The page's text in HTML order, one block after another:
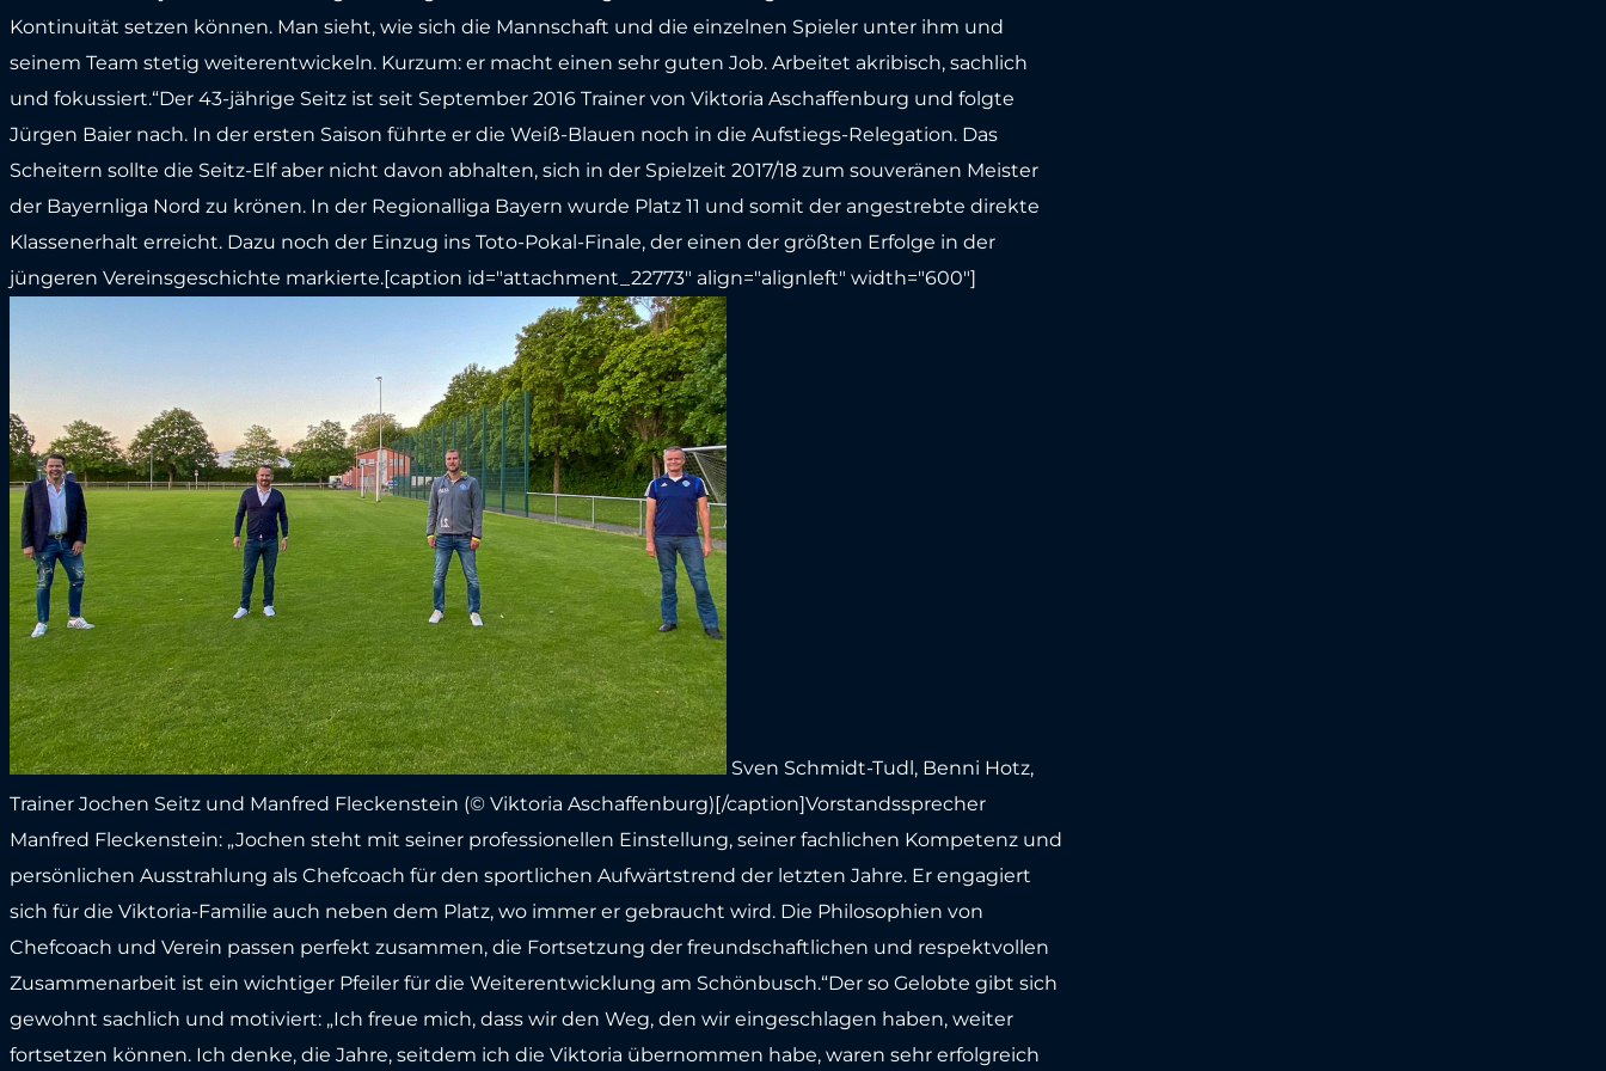
Kontinuität setzen können. Man sieht, wie sich die Mannschaft und die einzelnen Spieler unter ihm und
seinem Team stetig weiterentwickeln. Kurzum: er macht einen sehr guten Job. Arbeitet akribisch, sachlich
und fokussiert.“Der 43-jährige Seitz ist seit September 2016 Trainer von Viktoria Aschaffenburg und folgte
Jürgen Baier nach. In der ersten Saison führte er die Weiß-Blauen noch in die Aufstiegs-Relegation. Das
Scheitern sollte die Seitz-Elf aber nicht davon abhalten, sich in der Spielzeit 2017/18 zum souveränen Meister
der Bayernliga Nord zu krönen. In der Regionalliga Bayern wurde Platz 11 und somit der angestrebte direkte
Klassenerhalt erreicht. Dazu noch der Einzug ins Toto-Pokal-Finale, der einen der größten Erfolge in der
jüngeren Vereinsgeschichte markierte.[caption id="attachment_22773" align="alignleft" width="600"]
Sven Schmidt-Tudl, Benni Hotz,
Trainer Jochen Seitz und Manfred Fleckenstein (© Viktoria Aschaffenburg)[/caption]Vorstandssprecher
Manfred Fleckenstein: „Jochen steht mit seiner professionellen Einstellung, seiner fachlichen Kompetenz und
persönlichen Ausstrahlung als Chefcoach für den sportlichen Aufwärtstrend der letzten Jahre. Er engagiert
sich für die Viktoria-Familie auch neben dem Platz, wo immer er gebraucht wird. Die Philosophien von
Chefcoach und Verein passen perfekt zusammen, die Fortsetzung der freundschaftlichen und respektvollen
Zusammenarbeit ist ein wichtiger Pfeiler für die Weiterentwicklung am Schönbusch.“Der so Gelobte gibt sich
gewohnt sachlich und motiviert: „Ich freue mich, dass wir den Weg, den wir eingeschlagen haben, weiter
fortsetzen können. Ich denke, die Jahre, seitdem ich die Viktoria übernommen habe, waren sehr erfolgreich